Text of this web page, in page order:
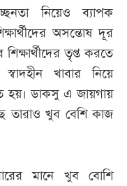
নিয়েও ব্যাপক
অসন্তোষ দূর
তৃপ্ত করতে
খাবার নিয়ে
হয়। ডাকসু এ জায়গায়
তারাও খুব বেশি কাজ
মানে খুব বোশি